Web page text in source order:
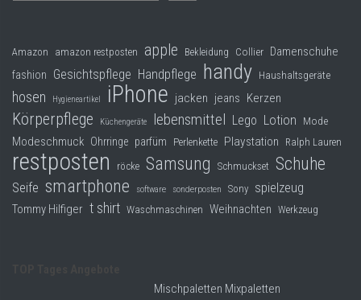
Amazon amazon restposten apple Bekleidung Collier Damenschuhe
fashion Gesichtspflege Handpflege handy Haushaltsgeräte
hosen Hygieneartikel iPhone jacken jeans Kerzen
Körperpflege Küchengeräte lebensmittel Lego Lotion Mode
Modeschmuck Ohrringe parfüm Perlenkette Playstation Ralph Lauren
restposten röcke Samsung Schmuckset Schuhe
Seife smartphone software sonderposten Sony spielzeug
Tommy Hilfiger t shirt Waschmaschinen Weihnachten Werkzeug
Mischpaletten Mixpaletten